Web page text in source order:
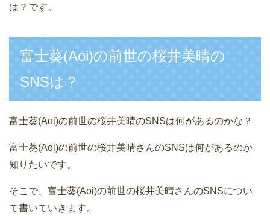
は？です。
富士葵(Aoi)の前世の桜井美晴の
SNSは？
富士葵(Aoi)の前世の桜井美晴のSNSは何があるのかな？
富士葵(Aoi)の前世の桜井美晴さんのSNSは何があるのか
知りたいです。
そこで、富士葵(Aoi)の前世の桜井美晴さんのSNSについ
て書いていきます。